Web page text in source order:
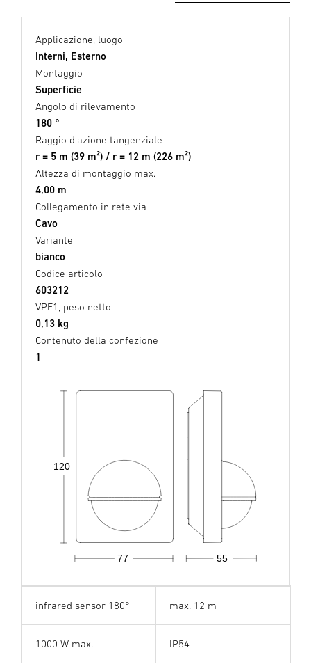
Applicazione, luogo
Interni, Esterno
Montaggio
Superficie
Angolo di rilevamento
180 °
Raggio d'azione tangenziale
r = 5 m (39 m²) / r = 12 m (226 m²)
Altezza di montaggio max.
4,00 m
Collegamento in rete via
Cavo
Variante
bianco
Codice articolo
603212
VPE1, peso netto
0,13 kg
Contenuto della confezione
1
77 55
120
infrared sensor 180° max. 12 m
1000 W max. IP54